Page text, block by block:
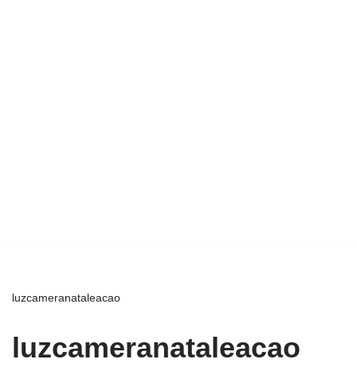
luzcameranataleacao
luzcameranataleacao